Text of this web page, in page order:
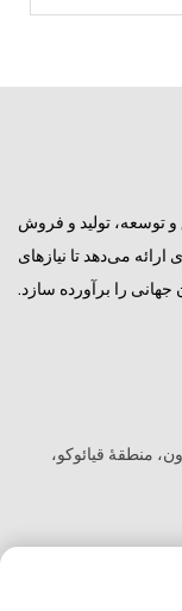
توسعه، تولید و فروش
می‌دهد تا نیازهای
را برآورده سازد.
منطقهٔ قیائوکو،